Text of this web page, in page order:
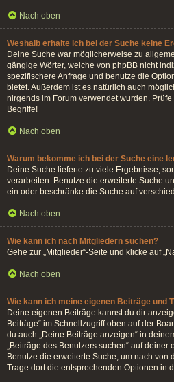
Nach oben
Weshalb erhalte ich bei der Suche keine
Deine Suche war möglicherweise zu
gängige Wörter, welche von phpBB nicht
spezifischere Anfrage und benutze die
bietet. Außerdem ist es natürlich auch
nirgends im Forum verwendet wurden.
Begriffe!
Nach oben
Warum bekomme ich bei der Suche eine
Deine Suche lieferte zu viele Ergebnisse,
verarbeiten. Benutze die erweiterte Suche
ein oder beschränke die Suche auf
Nach oben
Wie kann ich nach Mitgliedern suchen?
Gehe zur „Mitglieder“-Seite und klicke auf
Nach oben
Wie kann ich meine eigenen Beiträge und
Deine eigenen Beiträge kannst du dir
Beiträge“ im Schnellzugriff oben auf der
du auch „Deine Beiträge anzeigen“ in
„Beiträge des Benutzers suchen“ auf
Benutze die erweiterte Suche, um nach von
Trage dort die entsprechenden Optionen in